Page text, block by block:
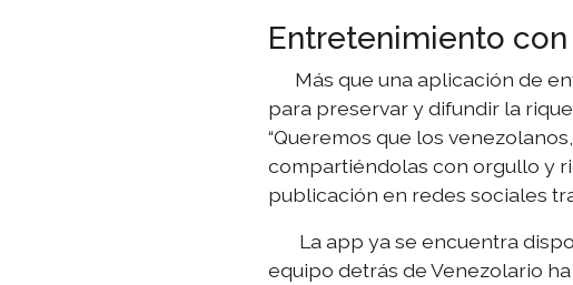
Entretenimiento
Más que una aplicación de
para preservar y difundir la
“Queremos que los
compartiéndolas con orgullo y
publicación en redes sociales
La app ya se encuentra
equipo detrás de Venezolario